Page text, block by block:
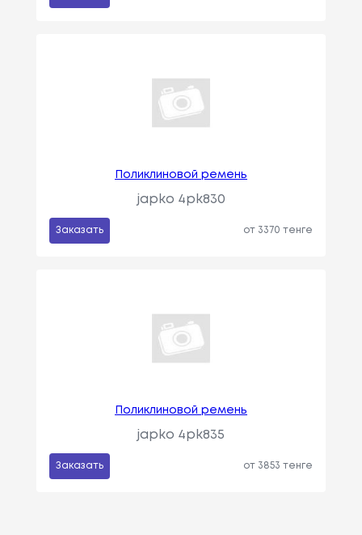
Поликлиновой ремень
japko 4pk830
Заказать от 3370 тенге
Поликлиновой ремень
japko 4pk835
Заказать от 3853 тенге